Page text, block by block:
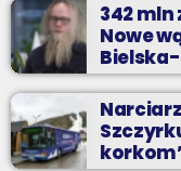
342 mln
Nowe
Bielska-